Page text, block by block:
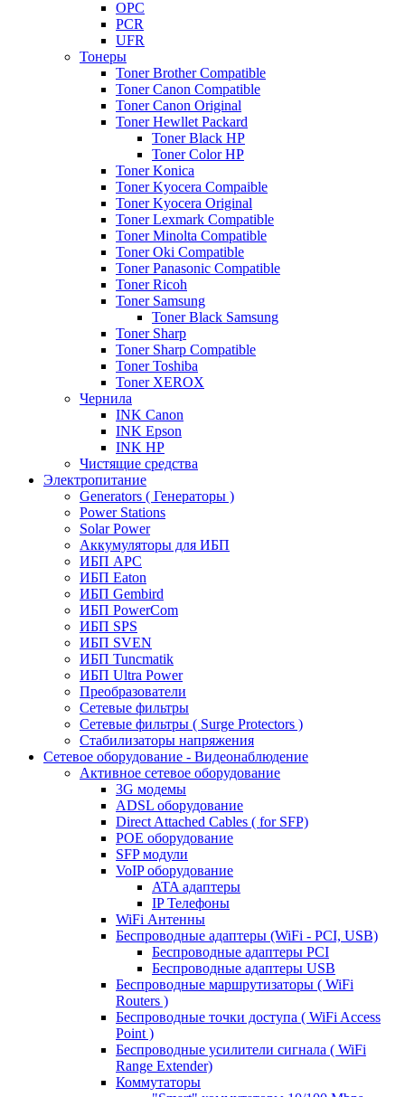
OPC
PCR
UFR
Тонеры
Toner Brother Compatible
Toner Canon Compatible
Toner Canon Original
Toner Hewllet Packard
Toner Black HP
Toner Color HP
Toner Konica
Toner Kyocera Compaible
Toner Kyocera Original
Toner Lexmark Compatible
Toner Minolta Compatible
Toner Oki Compatible
Toner Panasonic Compatible
Toner Ricoh
Toner Samsung
Toner Black Samsung
Toner Sharp
Toner Sharp Compatible
Toner Toshiba
Toner XEROX
Чернила
INK Canon
INK Epson
INK HP
Чистящие средства
Электропитание
Generators ( Генераторы )
Power Stations
Solar Power
Аккумуляторы для ИБП
ИБП APC
ИБП Eaton
ИБП Gembird
ИБП PowerCom
ИБП SPS
ИБП SVEN
ИБП Tuncmatik
ИБП Ultra Power
Преобразователи
Сетевые фильтры
Сетевые фильтры ( Surge Protectors )
Стабилизаторы напряжения
Сетевое оборудование - Видеонаблюдение
Активное сетевое оборудование
3G модемы
ADSL оборудование
Direct Attached Cables ( for SFP)
POE оборудование
SFP модули
VoIP оборудование
ATA адаптеры
IP Телефоны
WiFi Антенны
Беспроводные адаптеры (WiFi - PCI, USB)
Беспроводные адаптеры PCI
Беспроводные адаптеры USB
Беспроводные маршрутизаторы ( WiFi
Routers )
Беспроводные точки доступа ( WiFi Access
Point )
Беспроводные усилители сигнала ( WiFi
Range Extender)
Коммутаторы